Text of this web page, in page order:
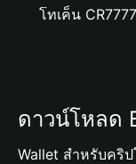
โทเค็น
ดาวน์โหลด
Wallet สำหรับคริ